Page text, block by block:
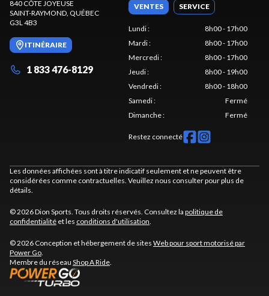
840 CÔTE JOYEUSE
SAINT-RAYMOND, QUÉBEC
G3L 4B3
ITINÉRAIRE
1 833 476-8129
VENTES SERVICE
Lundi:
8h00 - 17h00
Mardi:
8h00 - 17h00
Mercredi:
8h00 - 17h00
Jeudi:
8h00 - 19h00
Vendredi:
8h00 - 18h00
Samedi:
Fermé
Dimanche: Fermé
Restez connecté
Les données affichées sont à titre indicatif seulement et ne peuvent être
considérées comme contractuelles. Veuillez nous consulter pour plus de
détails.
© 2026 Dion Sports. Tous droits réservés. Consultez la politique de
confidentialité et les conditions d'utilisation.
© 2026 Conception et hébergement de sites Web pour sport motorisé par
Power Go.
Membre du réseau Shop A Ride.